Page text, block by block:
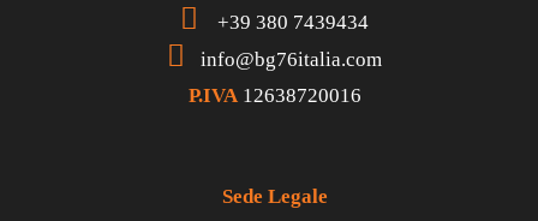
+39 380 7439434
info@bg76italia.com
P.IVA 12638720016
Sede Legale